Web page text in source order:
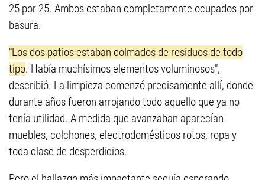
25 por 25. Ambos estaban completamente ocupados por
basura.
"Los dos patios estaban colmados de residuos de todo
tipo. Había muchísimos elementos voluminosos",
describió. La limpieza comenzó precisamente allí, donde
durante años fueron arrojando todo aquello que ya no
tenía utilidad. A medida que avanzaban aparecían
muebles, colchones, electrodomésticos rotos, ropa y
toda clase de desperdicios.